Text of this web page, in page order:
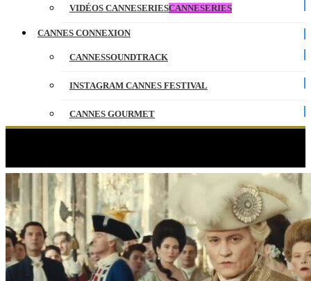
VIDÉOS CANNESERIESCANNESERIES
CANNES CONNEXION
CANNESSOUNDTRACK
INSTAGRAM CANNES FESTIVAL
CANNES GOURMET
ENGLISH